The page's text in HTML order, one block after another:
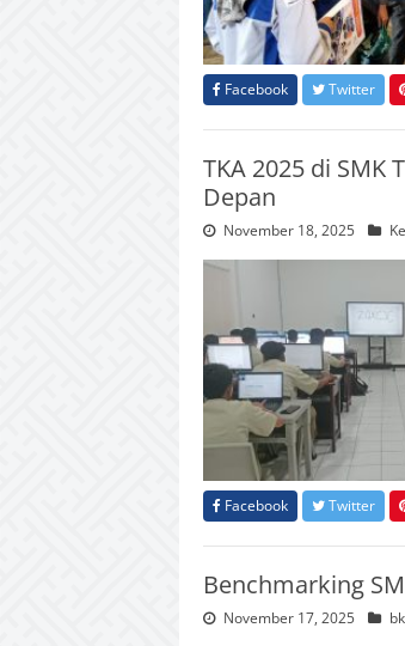
Facebook Twitter
TKA 2025 di SMK
Depan
November 18, 2025
Facebook Twitter
Benchmarking
November 17, 2025